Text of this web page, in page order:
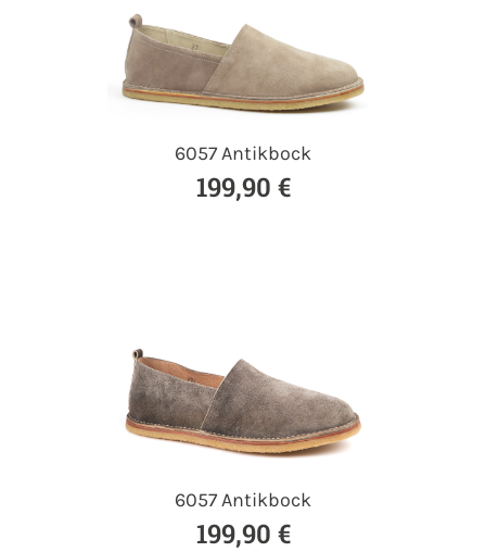
6057 Antikbock
199,90 €
6057 Antikbock
199,90 €